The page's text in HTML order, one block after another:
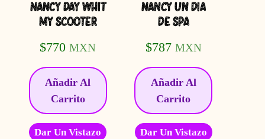
NANCY DAY WHIT
MY SCOOTER
$770 MXN
Añadir Al
Carrito
Dar Un Vistazo
NANCY UN DIA
DE SPA
$787 MXN
Añadir Al
Carrito
Dar Un Vistazo